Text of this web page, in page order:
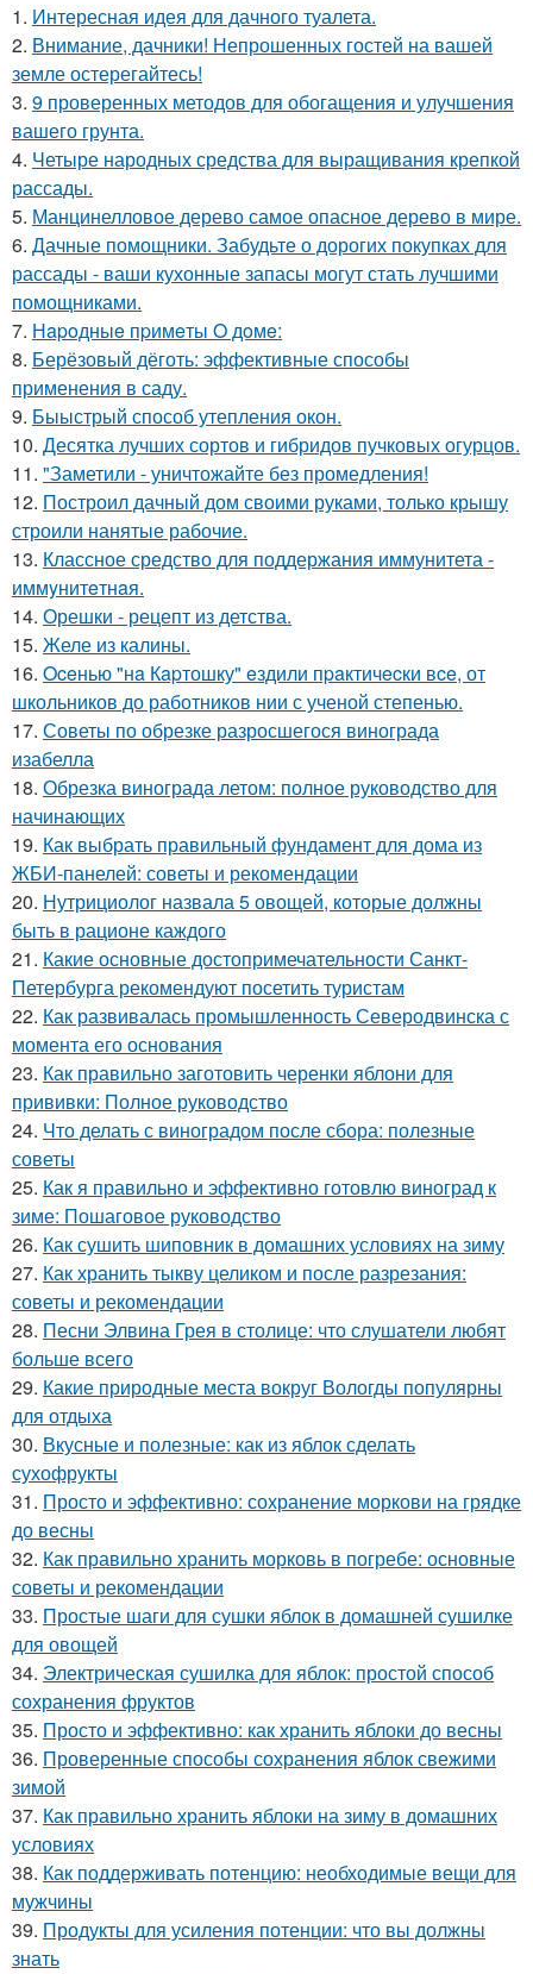
1. Интересная идея для дачного туалета.
2. Внимание, дачники! Непрошенных гостей на вашей
земле остерегайтесь!
3. 9 проверенных методов для обогащения и улучшения
вашего грунта.
4. Четыре народных средства для выращивания крепкой
рассады.
5. Манцинелловое дерево самое опасное дерево в мире.
6. Дачные помощники. Забудьте о дорогих покупках для
рассады - ваши кухонные запасы могут стать лучшими
помощниками.
7. Нapoдныe пpимeты O дoмe:
8. Берёзовый дёготь: эффективные способы
применения в саду.
9. Быыстрый способ утепления окон.
10. Десятка лучших сортов и гибридов пучковых огурцов.
11. "Заметили - уничтожайте без промедления!
12. Построил дачный дом своими руками, только крышу
строили нанятые рабочие.
13. Классное средство для поддержания иммунитета -
иммyнитeтнaя.
14. Орешки - рецепт из детства.
15. Желе из калины.
16. Oceнью "нa Кapтошку" eздили пpaктичecки вce, от
школьников до работников нии с ученой степенью.
17. Советы по обрезке разросшегося винограда
изабелла
18. Обрезка винограда летом: полное руководство для
начинающих
19. Как выбрать правильный фундамент для дома из
ЖБИ-панелей: советы и рекомендации
20. Нутрициолог назвала 5 овощей, которые должны
быть в рационе каждого
21. Какие основные достопримечательности Санкт-
Петербурга рекомендуют посетить туристам
22. Как развивалась промышленность Северодвинска с
момента его основания
23. Как правильно заготовить черенки яблони для
прививки: Полное руководство
24. Что делать с виноградом после сбора: полезные
советы
25. Как я правильно и эффективно готовлю виноград к
зиме: Пошаговое руководство
26. Как сушить шиповник в домашних условиях на зиму
27. Как хранить тыкву целиком и после разрезания:
советы и рекомендации
28. Песни Элвина Грея в столице: что слушатели любят
больше всего
29. Какие природные места вокруг Вологды популярны
для отдыха
30. Вкусные и полезные: как из яблок сделать
сухофрукты
31. Просто и эффективно: сохранение моркови на грядке
до весны
32. Как правильно хранить морковь в погребе: основные
советы и рекомендации
33. Простые шаги для сушки яблок в домашней сушилке
для овощей
34. Электрическая сушилка для яблок: простой способ
сохранения фруктов
35. Просто и эффективно: как хранить яблоки до весны
36. Проверенные способы сохранения яблок свежими
зимой
37. Как правильно хранить яблоки на зиму в домашних
условиях
38. Как поддерживать потенцию: необходимые вещи для
мужчины
39. Продукты для усиления потенции: что вы должны
знать